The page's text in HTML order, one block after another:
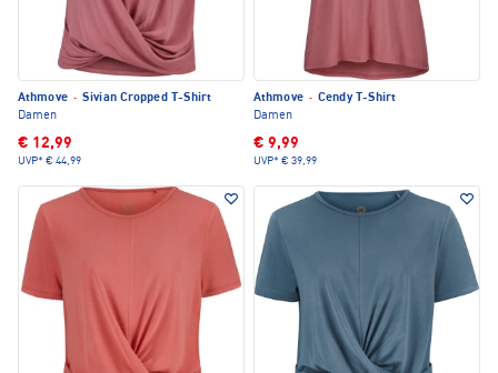
Athmove · Sivian Cropped T-Shirt
Damen
€ 12,99
UVP* € 44,99
Athmove · Cendy T-Shirt
Damen
€ 9,99
UVP* € 39,99